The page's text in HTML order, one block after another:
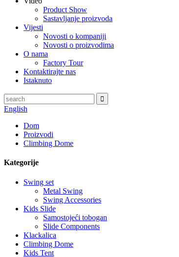
Product Show
Sastavljanje proizvoda
Vijesti
Novosti o kompaniji
Novosti o proizvodima
O nama
Factory Tour
Kontaktirajte nas
Istaknuto
English
Dom
Proizvodi
Climbing Dome
Kategorije
Swing set
Metal Swing
Swing Accessories
Kids Slide
Samostojeći tobogan
Slide Components
Klackalica
Climbing Dome
Kids Tent